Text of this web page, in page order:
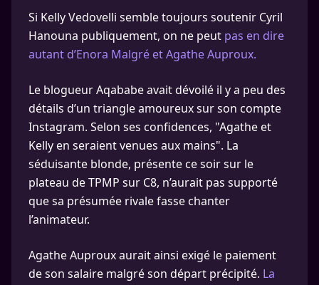
Si Kelly Vedovelli semble toujours soutenir Cyril
Hanouna publiquement, on ne peut pas en dire
autant d’Enora Malgré et Agathe Auproux.
Le blogueur Aqababe avait dévoilé il y a peu des
détails d’un triangle amoureux sur son compte
Instagram. Selon ses confidences, "Agathe et
Kelly en seraient venues aux mains". La
séduisante blonde, présente ce soir sur le
plateau de TPMP sur C8, n’aurait pas supporté
que sa présumée rivale fasse chanter
l’animateur.
Agathe Auproux aurait ainsi exigé le paiement
de son salaire malgré son départ précipité. La